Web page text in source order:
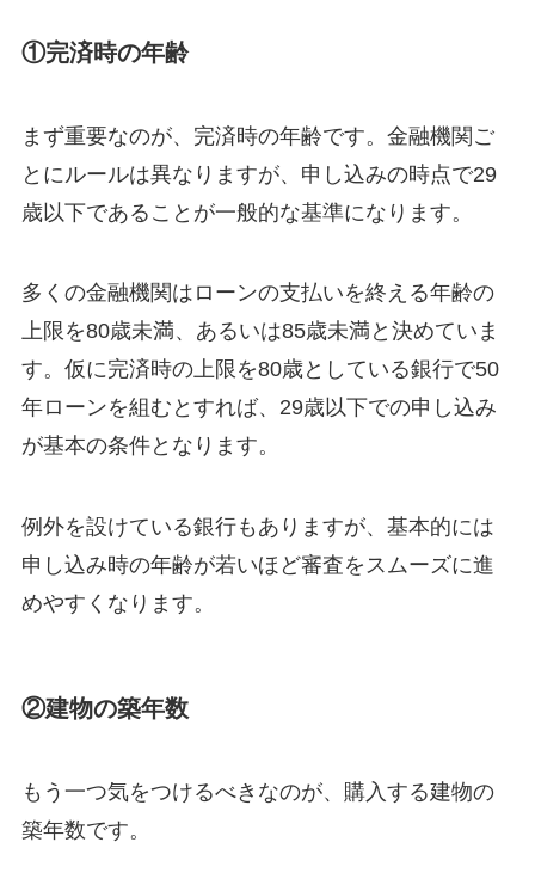
①完済時の年齢
まず重要なのが、完済時の年齢です。金融機関ご
とにルールは異なりますが、申し込みの時点で29
歳以下であることが一般的な基準になります。
多くの金融機関はローンの支払いを終える年齢の
上限を80歳未満、あるいは85歳未満と決めていま
す。仮に完済時の上限を80歳としている銀行で50
年ローンを組むとすれば、29歳以下での申し込み
が基本の条件となります。
例外を設けている銀行もありますが、基本的には
申し込み時の年齢が若いほど審査をスムーズに進
めやすくなります。
②建物の築年数
もう一つ気をつけるべきなのが、購入する建物の
築年数です。